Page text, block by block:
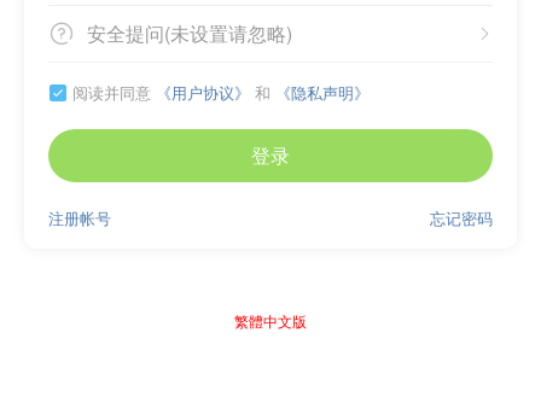
 
安全提问(未设置请忽略)
 阅读并同意 《用户协议》 和 《隐私声明》
登录
忘记密码
注册帐号
繁體中文版